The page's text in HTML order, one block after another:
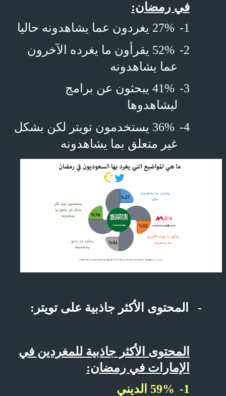
في رمضان:
1-
27% يغردون عما يشاهدونه حاليا
2-
52% يقرأون ما يغرده الآخرون
عما يشاهدونه
3-
41% يبحثون عن برامج
ليشاهدوها
4-
36% يستخدمون تويتر لكن بشكل
غير متعلق بما يشاهدونه
- المحتوى الأكثر جاذبية على تويتر:
المحتوى الأكثر جاذبية للمغردين في
الإمارات في رمضان:
1-
59% الديني